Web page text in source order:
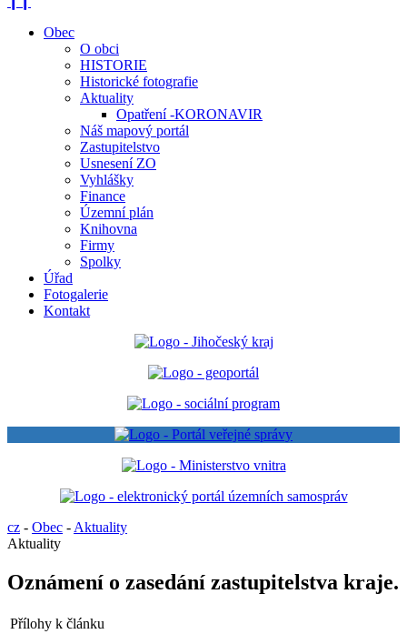
Obec
O obci
HISTORIE
Historické fotografie
Aktuality
Opatření -KORONAVIR
Náš mapový portál
Zastupitelstvo
Usnesení ZO
Vyhlášky
Finance
Územní plán
Knihovna
Firmy
Spolky
Úřad
Fotogalerie
Kontakt
cz - Obec - Aktuality
Aktuality
Oznámení o zasedání zastupitelstva kraje.
Přílohy k článku